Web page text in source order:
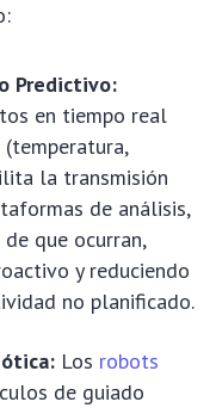
Predictivo:
en tiempo real
la transmisión
de análisis,
que ocurran,
y reduciendo
no planificado.
Los robots
de guiado